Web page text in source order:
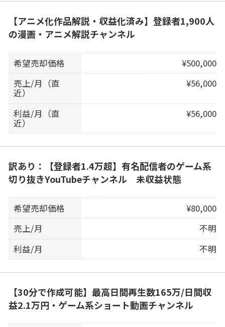
【アニメ化作品解説・収益化済み】登録者1,900人
の漫画・アニメ解説チャンネル
希望売却価格
¥500,000
売上/月（直
近）
¥56,000
利益/月（直
近）
¥56,000
訳あり：【登録者1.4万超】有名配信者のゲーム系
切り抜きYouTubeチャンネル 未収益状態
希望売却価格
¥80,000
売上/月
不明
利益/月
不明
【30分で作成可能】最高日間再生数165万/日間収
益2.1万円・ゲーム系ショート動画チャンネル